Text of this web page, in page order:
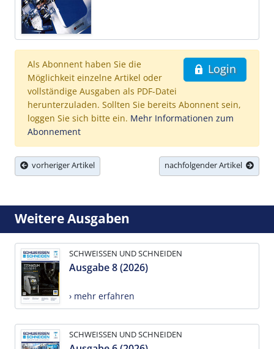
Login
Als Abonnent haben Sie die
Möglichkeit einzelne Artikel oder
vollständige Ausgaben als PDF-Datei
herunterzuladen. Sollten Sie bereits Abonnent sein,
loggen Sie sich bitte ein. Mehr Informationen zum
Abonnement
vorheriger Artikel nachfolgender Artikel
Weitere Ausgaben
SCHWEISSEN UND SCHNEIDEN
Ausgabe 8 (2026)
› mehr erfahren
SCHWEISSEN UND SCHNEIDEN